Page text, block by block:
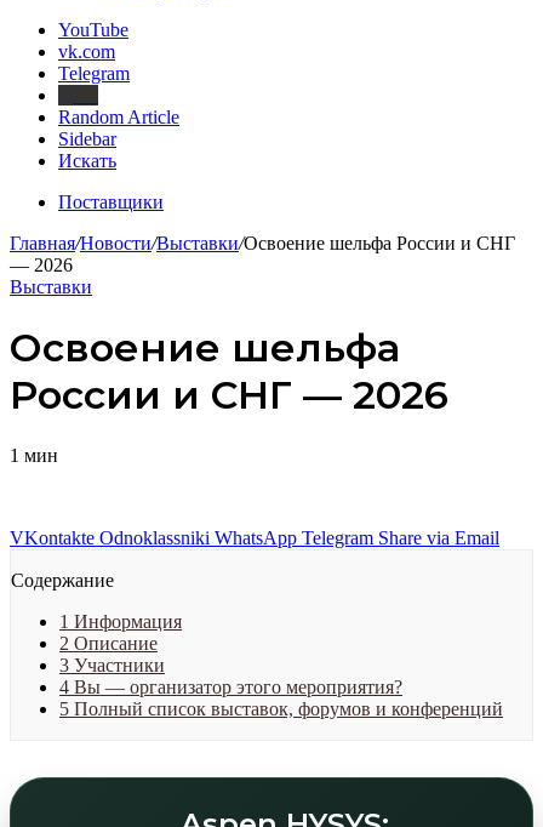
YouTube
vk.com
Telegram
Random Article
Sidebar
Искать
Поставщики
Главная/Новости/Выставки/Освоение шельфа России и СНГ
— 2026
Выставки
Освоение шельфа
России и СНГ — 2026
1 мин
VKontakte Odnoklassniki WhatsApp Telegram Share via Email
Содержание
1 Информация
2 Описание
3 Участники
4 Вы — организатор этого мероприятия?
5 Полный список выставок, форумов и конференций